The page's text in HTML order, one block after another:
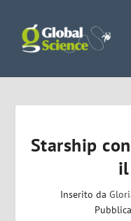
Starship
Inserito da